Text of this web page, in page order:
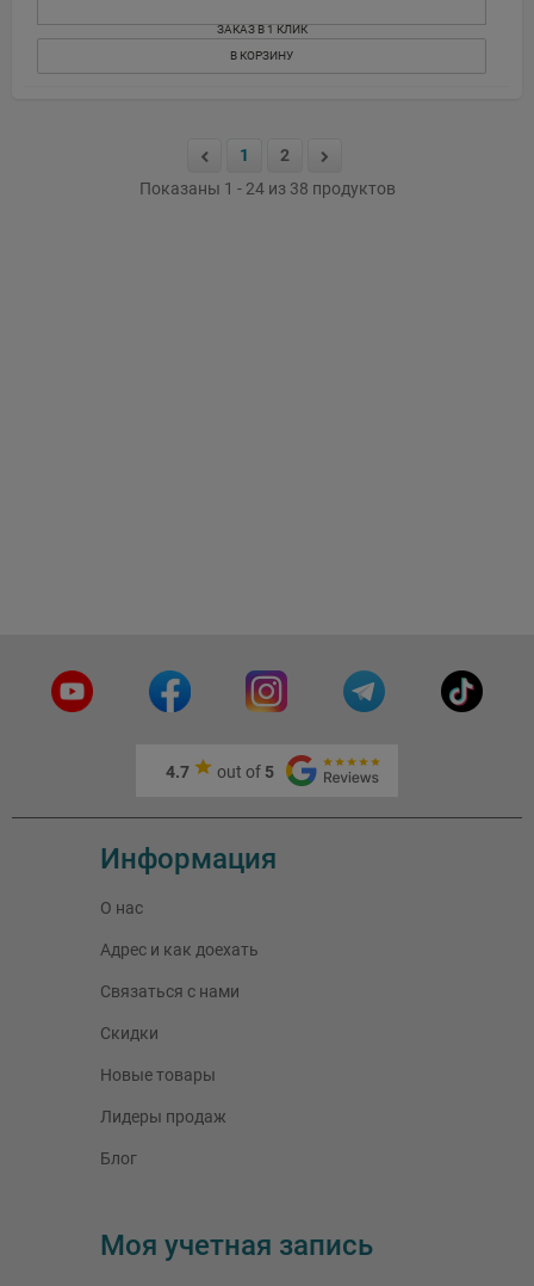
ЗАКАЗ В 1 КЛИК
В КОРЗИНУ
1
2
Показаны 1 - 24 из 38 продуктов
4.7 out of 5
Информация
О нас
Адрес и как доехать
Связаться с нами
Скидки
Новые товары
Лидеры продаж
Блог
Моя учетная запись